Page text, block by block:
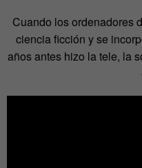
Cuando los ordenadores
ciencia ficción y se
años antes hizo la tele, la